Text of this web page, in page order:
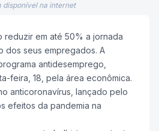
disponível na internet
reduzir em até 50% a jornada
dos seus empregados. A
antidesemprego,
feira, 18, pela área econômica.
anticoronavírus, lançado pelo
efeitos da pandemia na